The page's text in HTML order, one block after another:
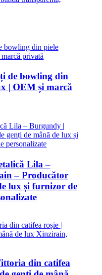
de bowling din
| OEM și marcă
Lila –
– Producător
lux și furnizor de
din catifea